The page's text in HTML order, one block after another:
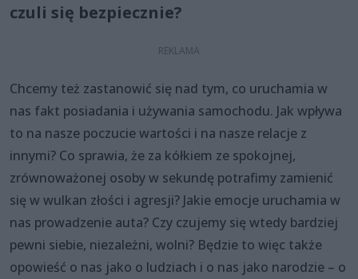
czuli się bezpiecznie?
Chcemy też zastanowić się nad tym, co uruchamia w
nas fakt posiadania i używania samochodu. Jak wpływa
to na nasze poczucie wartości i na nasze relacje z
innymi? Co sprawia, że za kółkiem ze spokojnej,
zrównoważonej osoby w sekundę potrafimy zamienić
się w wulkan złości i agresji? Jakie emocje uruchamia w
nas prowadzenie auta? Czy czujemy się wtedy bardziej
pewni siebie, niezależni, wolni? Będzie to więc także
opowieść o nas jako o ludziach i o nas jako narodzie – o